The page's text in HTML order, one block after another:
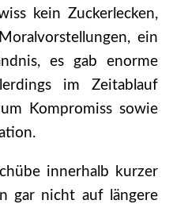
kein Zuckerlecken,
ein
es gab enorme
im Zeitablauf
Kompromiss sowie
innerhalb kurzer
gar nicht auf längere